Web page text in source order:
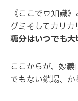
《ここで豆知識
グミそしてカリカ
糖分はいつでも大
ここからが、妙
でもない鎖場、か